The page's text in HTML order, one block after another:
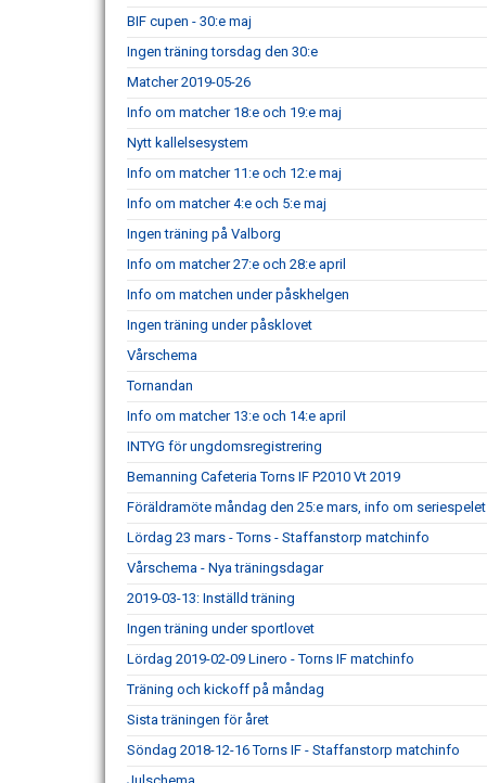
BIF cupen - 30:e maj
Ingen träning torsdag den 30:e
Matcher 2019-05-26
Info om matcher 18:e och 19:e maj
Nytt kallelsesystem
Info om matcher 11:e och 12:e maj
Info om matcher 4:e och 5:e maj
Ingen träning på Valborg
Info om matcher 27:e och 28:e april
Info om matchen under påskhelgen
Ingen träning under påsklovet
Vårschema
Tornandan
Info om matcher 13:e och 14:e april
INTYG för ungdomsregistrering
Bemanning Cafeteria Torns IF P2010 Vt 2019
Föräldramöte måndag den 25:e mars, info om seriespelet
Lördag 23 mars - Torns - Staffanstorp matchinfo
Vårschema - Nya träningsdagar
2019-03-13: Inställd träning
Ingen träning under sportlovet
Lördag 2019-02-09 Linero - Torns IF matchinfo
Träning och kickoff på måndag
Sista träningen för året
Söndag 2018-12-16 Torns IF - Staffanstorp matchinfo